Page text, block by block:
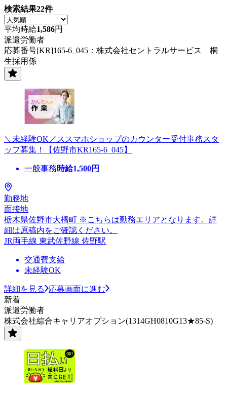
検索結果22件
平均時給1,586円
派遣労働者
応募番号[KR]165-6_045：株式会社セントラルサービス 桐
生採用係
＼未経験OK／ススマホショップのカウンター受付事務スタ
ッフ募集！【佐野市KR165-6_045】
一般事務時給1,500円
勤務地
面接地
栃木県佐野市大橋町 ※こちらは勤務エリアとなります。詳
細は原稿内をご確認ください。
JR両毛線 東武佐野線 佐野駅
交通費支給
未経験OK
詳細を見る
応募画面に進む
新着
派遣労働者
株式会社綜合キャリアオプション(1314GH0810G13★85-S)